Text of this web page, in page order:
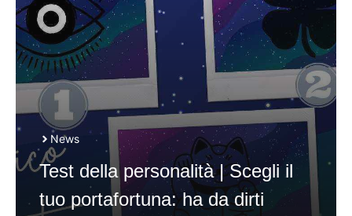
News
Test della personalità | Scegli il
tuo portafortuna: ha da dirti